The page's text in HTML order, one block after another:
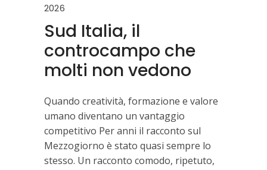
2026
Sud Italia, il
controcampo che
molti non vedono
Quando creatività, formazione e valore
umano diventano un vantaggio
competitivo Per anni il racconto sul
Mezzogiorno è stato quasi sempre lo
stesso. Un racconto comodo, ripetuto,